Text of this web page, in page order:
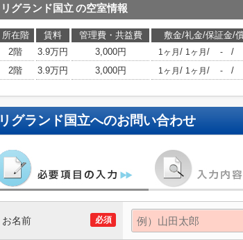
リグランド国立 の空室情報
所在階 賃料 管理費・共益費 敷金/礼金/保証金/
2階
3.9万円 3,000円 1ヶ月 / 1ヶ月 / - /
2階
3.9万円 3,000円 1ヶ月 / 1ヶ月 / - /
リグランド国立へのお問い合わせ
必須
お名前